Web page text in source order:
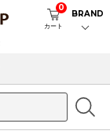
カート
0
BRAND